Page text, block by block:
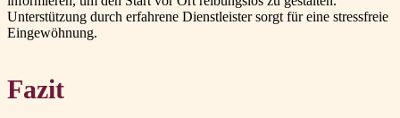
Unterstützung durch erfahrene Dienstleister sorgt für eine stressfreie
Eingewöhnung.
Fazit